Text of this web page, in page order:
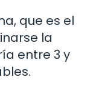
que es el
la
entre 3 y